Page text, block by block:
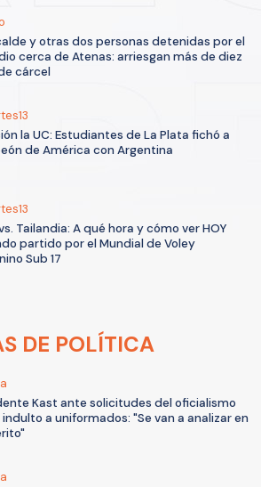
y otras dos personas detenidas por el
cerca de Atenas: arriesgan más de diez
cárcel
la UC: Estudiantes de La Plata fichó a
de América con Argentina
Tailandia: A qué hora y cómo ver HOY
partido por el Mundial de Voley
Sub 17
DE POLÍTICA
Kast ante solicitudes del oficialismo
a uniformados: "Se van a analizar en